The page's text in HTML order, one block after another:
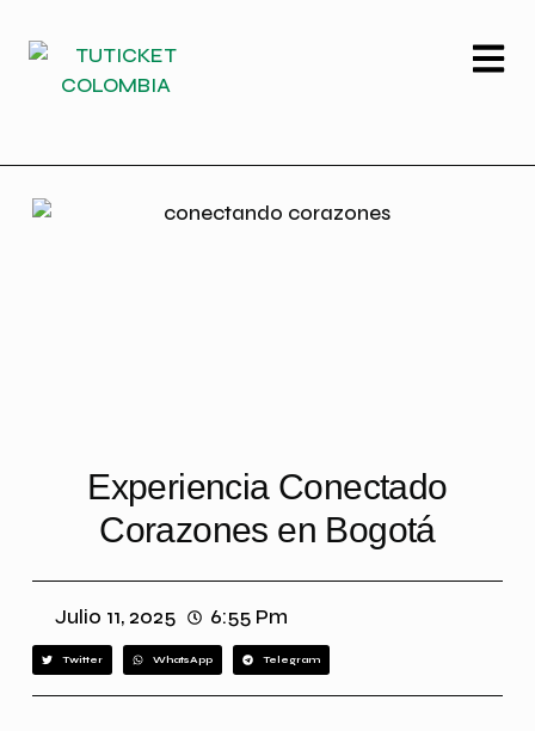
Experiencia Conectado
Corazones en Bogotá
Julio 11, 2025 6:55 Pm
Twitter WhatsApp Telegram